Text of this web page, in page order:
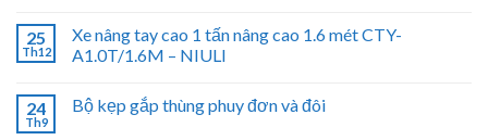
25
Th12
Xe nâng tay cao 1 tấn nâng cao 1.6 mét CTY-
A1.0T/1.6M – NIULI
24
Th9
Bộ kẹp gắp thùng phuy đơn và đôi